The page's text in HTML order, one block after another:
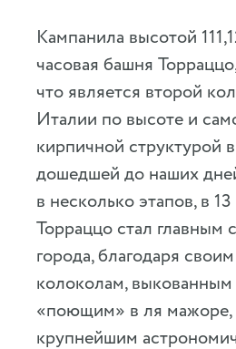
Кампанила высотой
часовая башня
что является второй
Италии по высоте и
кирпичной структурой
дошедшей до наших
в несколько этапов, в
Торраццо стал главным
города, благодаря
колоколам, выкованным
«поющим» в ля мажоре,
крупнейшим